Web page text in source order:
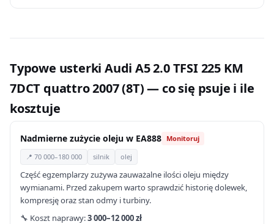
Typowe usterki Audi A5 2.0 TFSI 225 KM
7DCT quattro 2007 (8T) — co się psuje i ile
kosztuje
Nadmierne zużycie oleju w EA888 Monitoruj
📍 70 000–180 000 silnik olej
Część egzemplarzy zużywa zauważalne ilości oleju między
wymianami. Przed zakupem warto sprawdzić historię dolewek,
kompresję oraz stan odmy i turbiny.
🔧 Koszt naprawy:3 000–12 000 zł